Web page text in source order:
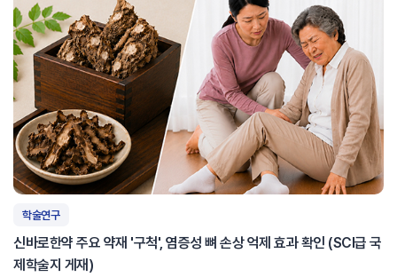
학술연구
신바로한약 주요 약재 '구척', 염증성 뼈 손상 억제 효과 확인 (SCI급 국
제학술지 게재)